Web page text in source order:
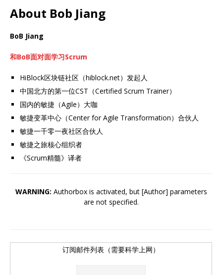
About Bob Jiang
BoB Jiang
和BoB面对面学习Scrum
HiBlock区块链社区（hiblock.net）发起人
中国北方的第一位CST（Certified Scrum Trainer）
国内的敏捷（Agile）大咖
敏捷变革中心（Center for Agile Transformation）合伙人
敏捷一千零一夜社区合伙人
敏捷之旅核心组织者
《Scrum精髓》译者
WARNING: Authorbox is activated, but [Author] parameters
are not specified.
订阅邮件列表（需要科学上网）